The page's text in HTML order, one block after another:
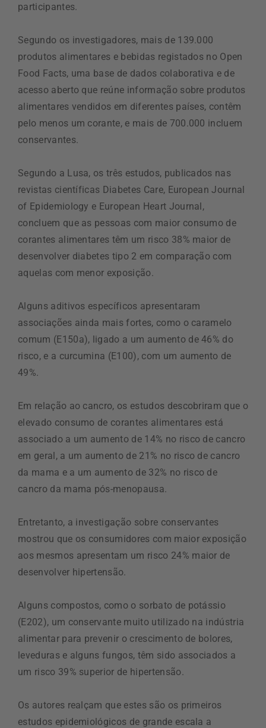
participantes.
Segundo os investigadores, mais de 139.000
produtos alimentares e bebidas registados no Open
Food Facts, uma base de dados colaborativa e de
acesso aberto que reúne informação sobre produtos
alimentares vendidos em diferentes países, contêm
pelo menos um corante, e mais de 700.000 incluem
conservantes.
Segundo a Lusa, os três estudos, publicados nas
revistas científicas Diabetes Care, European Journal
of Epidemiology e European Heart Journal,
concluem que as pessoas com maior consumo de
corantes alimentares têm um risco 38% maior de
desenvolver diabetes tipo 2 em comparação com
aquelas com menor exposição.
Alguns aditivos específicos apresentaram
associações ainda mais fortes, como o caramelo
comum (E150a), ligado a um aumento de 46% do
risco, e a curcumina (E100), com um aumento de
49%.
Em relação ao cancro, os estudos descobriram que o
elevado consumo de corantes alimentares está
associado a um aumento de 14% no risco de cancro
em geral, a um aumento de 21% no risco de cancro
da mama e a um aumento de 32% no risco de
cancro da mama pós-menopausa.
Entretanto, a investigação sobre conservantes
mostrou que os consumidores com maior exposição
aos mesmos apresentam um risco 24% maior de
desenvolver hipertensão.
Alguns compostos, como o sorbato de potássio
(E202), um conservante muito utilizado na indústria
alimentar para prevenir o crescimento de bolores,
leveduras e alguns fungos, têm sido associados a
um risco 39% superior de hipertensão.
Os autores realçam que estes são os primeiros
estudos epidemiológicos de grande escala a